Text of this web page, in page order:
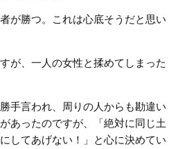
が勝つ。これは心底そうだと思い
が、一人の女性と揉めてしまった
手言われ、周りの人からも勘違い
あったのですが、「絶対に同じ土
してあげない！」と心に決めてい